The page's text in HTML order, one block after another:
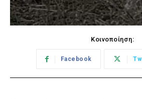
Κοινοποίηση:
Facebook